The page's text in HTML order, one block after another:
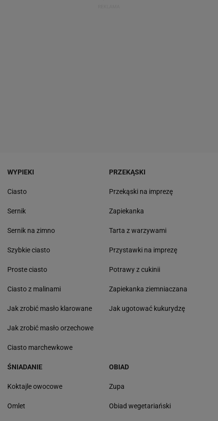
WYPIEKI
Ciasto
Sernik
Sernik na zimno
Szybkie ciasto
Proste ciasto
Ciasto z malinami
Jak zrobić masło klarowane
Jak zrobić masło orzechowe
Ciasto marchewkowe
PRZEKĄSKI
Przekąski na imprezę
Zapiekanka
Tarta z warzywami
Przystawki na imprezę
Potrawy z cukinii
Zapiekanka ziemniaczana
Jak ugotować kukurydzę
ŚNIADANIE
Koktajle owocowe
Omlet
OBIAD
Zupa
Obiad wegetariański